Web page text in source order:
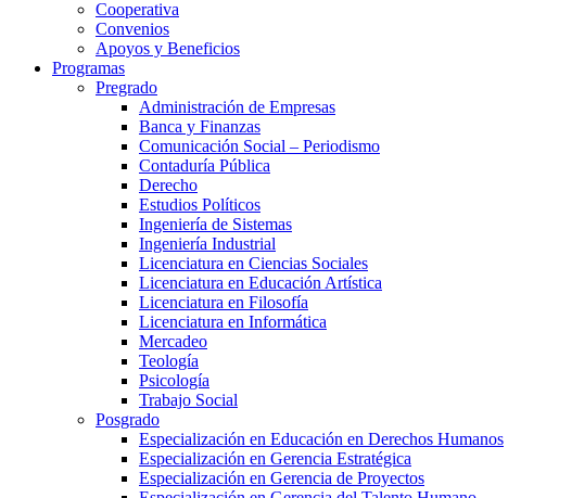
Cooperativa
Convenios
Apoyos y Beneficios
Programas
Pregrado
Administración de Empresas
Banca y Finanzas
Comunicación Social – Periodismo
Contaduría Pública
Derecho
Estudios Políticos
Ingeniería de Sistemas
Ingeniería Industrial
Licenciatura en Ciencias Sociales
Licenciatura en Educación Artística
Licenciatura en Filosofía
Licenciatura en Informática
Mercadeo
Teología
Psicología
Trabajo Social
Posgrado
Especialización en Educación en Derechos Humanos
Especialización en Gerencia Estratégica
Especialización en Gerencia de Proyectos